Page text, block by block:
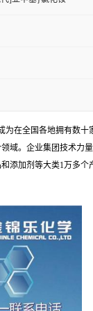
在全国各地拥有数
域。企业集团技术
加剂等大类1万多